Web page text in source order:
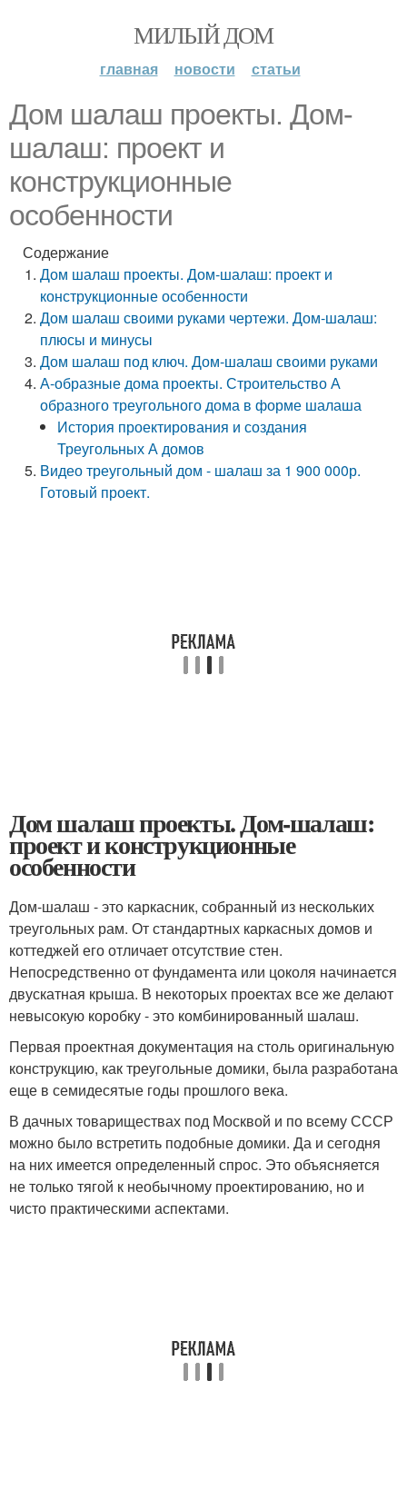
МИЛЫЙ ДОМ
главная новости статьи
Дом шалаш проекты. Дом-
шалаш: проект и
конструкционные
особенности
Содержание
Дом шалаш проекты. Дом-шалаш: проект и
конструкционные особенности
Дом шалаш своими руками чертежи. Дом-шалаш:
плюсы и минусы
Дом шалаш под ключ. Дом-шалаш своими руками
А-образные дома проекты. Строительство А
образного треугольного дома в форме шалаша
История проектирования и создания
Треугольных А домов
Видео треугольный дом - шалаш за 1 900 000р.
Готовый проект.
Дом шалаш проекты. Дом-шалаш:
проект и конструкционные
особенности
Дом-шалаш - это каркасник, собранный из нескольких
треугольных рам. От стандартных каркасных домов и
коттеджей его отличает отсутствие стен.
Непосредственно от фундамента или цоколя начинается
двускатная крыша. В некоторых проектах все же делают
невысокую коробку - это комбинированный шалаш.
Первая проектная документация на столь оригинальную
конструкцию, как треугольные домики, была разработана
еще в семидесятые годы прошлого века.
В дачных товариществах под Москвой и по всему СССР
можно было встретить подобные домики. Да и сегодня
на них имеется определенный спрос. Это объясняется
не только тягой к необычному проектированию, но и
чисто практическими аспектами.